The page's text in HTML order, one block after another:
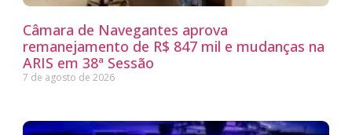
Câmara de Navegantes aprova
remanejamento de R$ 847 mil e mudanças na
ARIS em 38ª Sessão
7 de agosto de 2026